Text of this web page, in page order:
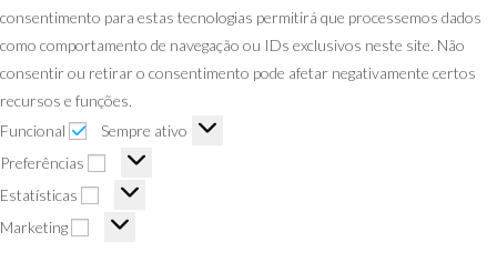
consentimento para estas tecnologias permitirá que processemos dados
como comportamento de navegação ou IDs exclusivos neste site. Não
consentir ou retirar o consentimento pode afetar negativamente certos
recursos e funções.
Funcional
Sempre ativo
Preferências
Estatísticas
Marketing